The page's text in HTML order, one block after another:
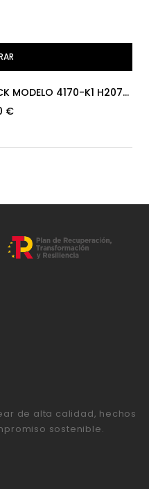
MODELO 4170-K1 H207
NIGER...
€
de alta calidad, hechos
sostenible.